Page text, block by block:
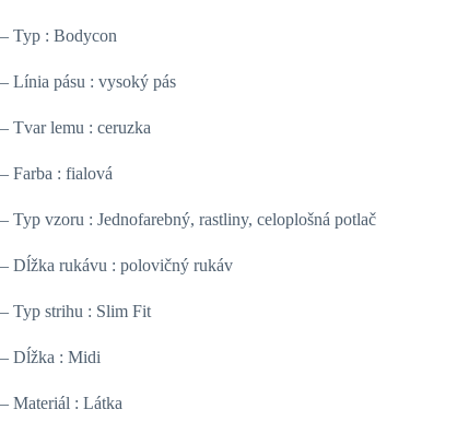
– Typ : Bodycon
– Línia pásu : vysoký pás
– Tvar lemu : ceruzka
– Farba : fialová
– Typ vzoru : Jednofarebný, rastliny, celoplošná potlač
– Dĺžka rukávu : polovičný rukáv
– Typ strihu : Slim Fit
– Dĺžka : Midi
– Materiál : Látka